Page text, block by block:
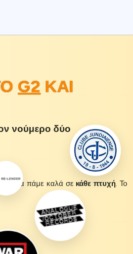
G2ΚΑΙ
νούμερο δύο
τα πάμε καλά σε κάθε πτυχή. Το